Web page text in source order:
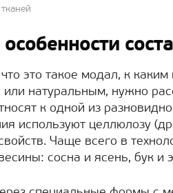
это такое модал, к
или натуральным, нужно
к одной из
используют целлюлозу
Чаще всего в
сосна и ясень, бук и